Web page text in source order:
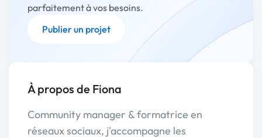
parfaitement à vos besoins.
Publier un projet
À propos de Fiona
Community manager & formatrice en
réseaux sociaux, j'accompagne les